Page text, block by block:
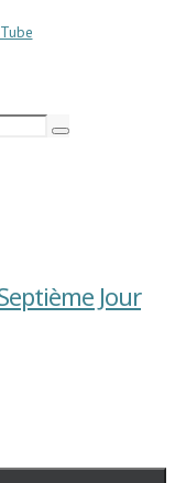
Recherche
Jour